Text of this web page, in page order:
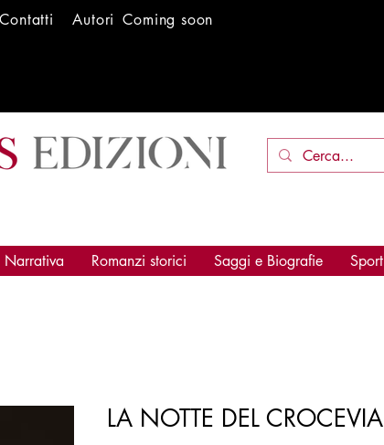
Contatti Autori Coming soon
Narrativa Romanzi storici Saggi e Biografie Sport
LA NOTTE DEL CROCEVIA